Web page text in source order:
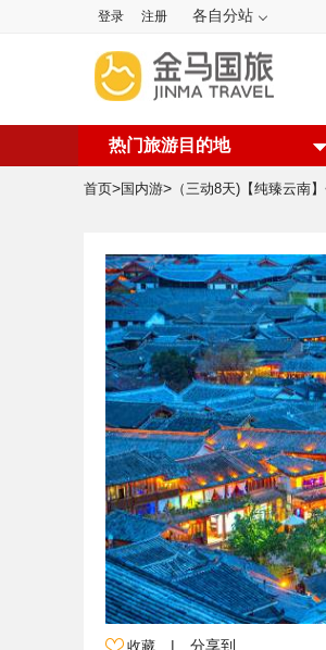
登录 注册 各自分站
热门旅游目的地
首页>国内游>
收藏 | 分享到